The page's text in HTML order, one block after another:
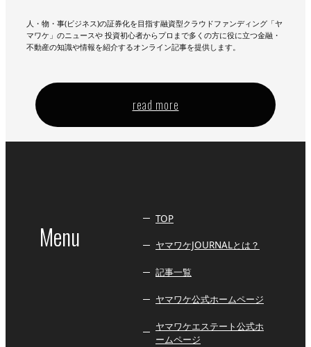
人・物・事(ビジネス)の証券化を目指す融資型クラウドファンディング「ヤ
マワケ」のニュースや 投資初心者からプロまで多くの方に役に立つ金融・
不動産の知識や情報を紹介するオンライン記事を提供します。
read more
Menu
TOP
ヤマワケJOURNALとは？
記事一覧
ヤマワケ公式ホームページ
ヤマワケエステート公式ホ
ームページ